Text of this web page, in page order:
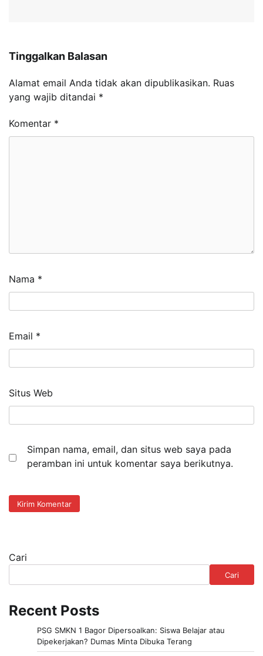
Tinggalkan Balasan
Alamat email Anda tidak akan dipublikasikan. Ruas
yang wajib ditandai *
Komentar *
Nama *
Email *
Situs Web
Simpan nama, email, dan situs web saya pada
peramban ini untuk komentar saya berikutnya.
Cari
Cari
Recent Posts
PSG SMKN 1 Bagor Dipersoalkan: Siswa Belajar atau
Dipekerjakan? Dumas Minta Dibuka Terang